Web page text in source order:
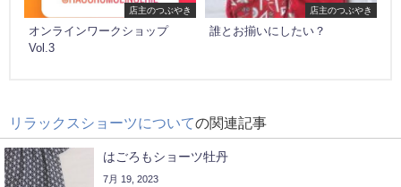
店主のつぶやき
オンラインワークショップ
Vol.3
店主のつぶやき
誰とお揃いにしたい？
リラックスショーツについての関連記事
はごろもショーツ牡丹
7月 19, 2023